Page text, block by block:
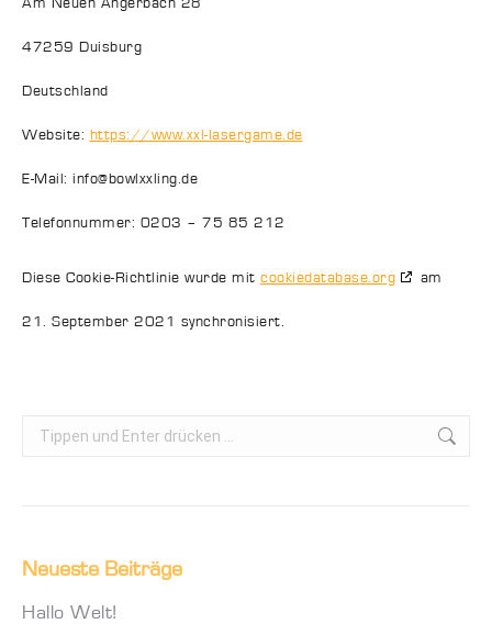
Am Neuen Angerbach 28
47259 Duisburg
Deutschland
Website: https://www.xxl-lasergame.de
E-Mail: info@bowlxxling.de
Telefonnummer: 0203 – 75 85 212
Diese Cookie-Richtlinie wurde mit cookiedatabase.org am
21. September 2021 synchronisiert.
Search:
Neueste Beiträge
Hallo Welt!